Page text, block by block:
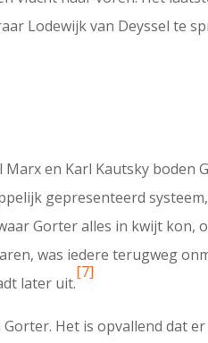
Lodewijk van Deyssel te
en Karl Kautsky boden
gepresenteerd
Gorter alles in kwijt kon,
was iedere terugweg
later uit.
[7]
Het is opvallend dat